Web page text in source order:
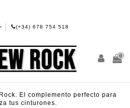
(+34) 678 754 518
0
El complemento perfecto para
tus cinturones.